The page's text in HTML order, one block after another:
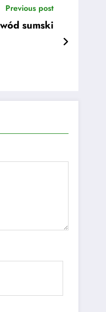
Previous post
sumski